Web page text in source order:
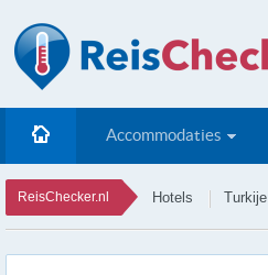
Accommodaties
ReisChecker.nl Hotels Turkije